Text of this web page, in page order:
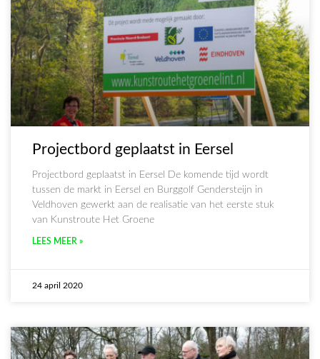
Projectbord geplaatst in Eersel
Projectbord geplaatst in Eersel De komende tijd wordt
tussen de markt in Eersel en Burggolf Gendersteijn in
Veldhoven gewerkt aan de realisatie van het eerste stuk
van Kunstroute Het Groene
LEES MEER »
24 april 2020